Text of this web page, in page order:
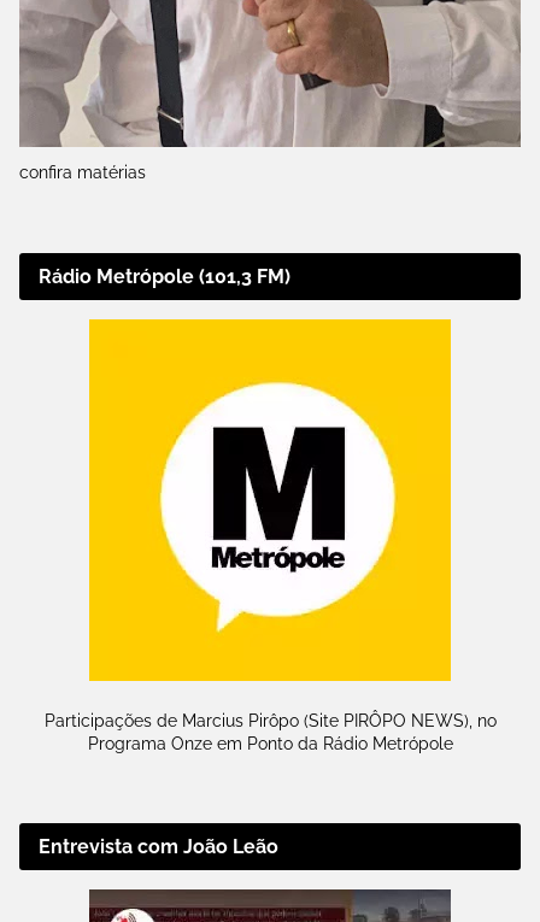
confira matérias
Rádio Metrópole (101,3 FM)
Participações de Marcius Pirôpo (Site PIRÔPO NEWS), no
Programa Onze em Ponto da Rádio Metrópole
Entrevista com João Leão